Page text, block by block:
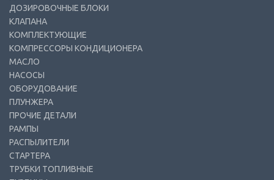
ДОЗИРОВОЧНЫЕ БЛОКИ
КЛАПАНА
КОМПЛЕКТУЮЩИЕ
КОМПРЕССОРЫ КОНДИЦИОНЕРА
МАСЛО
НАСОСЫ
ОБОРУДОВАНИЕ
ПЛУНЖЕРА
ПРОЧИЕ ДЕТАЛИ
РАМПЫ
РАСПЫЛИТЕЛИ
СТАРТЕРА
ТРУБКИ ТОПЛИВНЫЕ